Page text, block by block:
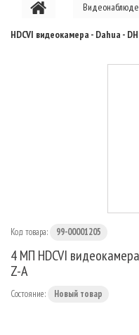
PON ОБОРУДОВАНИЕ
HDCVI видеокамера - Dahua -
Код товара: 99-00001205
4 МП HDCVI
Z-A
Состояние: Новый товар